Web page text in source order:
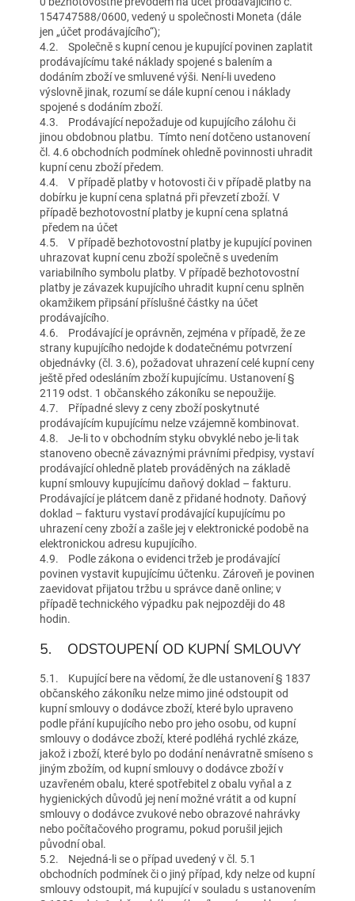
154747588/0600, vedený u společnosti Moneta (dále
jen „účet prodávajícího“);
4.2. Společně s kupní cenou je kupující povinen zaplatit
prodávajícímu také náklady spojené s balením a
dodáním zboží ve smluvené výši. Není-li uvedeno
výslovně jinak, rozumí se dále kupní cenou i náklady
spojené s dodáním zboží.
4.3. Prodávající nepožaduje od kupujícího zálohu či
jinou obdobnou platbu. Tímto není dotčeno ustanovení
čl. 4.6 obchodních podmínek ohledně povinnosti uhradit
kupní cenu zboží předem.
4.4. V případě platby v hotovosti či v případě platby na
dobírku je kupní cena splatná při převzetí zboží. V
případě bezhotovostní platby je kupní cena splatná
předem na účet
4.5. V případě bezhotovostní platby je kupující povinen
uhrazovat kupní cenu zboží společně s uvedením
variabilního symbolu platby. V případě bezhotovostní
platby je závazek kupujícího uhradit kupní cenu splněn
okamžikem připsání příslušné částky na účet
prodávajícího.
4.6. Prodávající je oprávněn, zejména v případě, že ze
strany kupujícího nedojde k dodatečnému potvrzení
objednávky (čl. 3.6), požadovat uhrazení celé kupní ceny
ještě před odesláním zboží kupujícímu. Ustanovení §
2119 odst. 1 občanského zákoníku se nepoužije.
4.7. Případné slevy z ceny zboží poskytnuté
prodávajícím kupujícímu nelze vzájemně kombinovat.
4.8. Je-li to v obchodním styku obvyklé nebo je-li tak
stanoveno obecně závaznými právními předpisy, vystaví
prodávající ohledně plateb prováděných na základě
kupní smlouvy kupujícímu daňový doklad – fakturu.
Prodávající je plátcem daně z přidané hodnoty. Daňový
doklad – fakturu vystaví prodávající kupujícímu po
uhrazení ceny zboží a zašle jej v elektronické podobě na
elektronickou adresu kupujícího.
4.9. Podle zákona o evidenci tržeb je prodávající
povinen vystavit kupujícímu účtenku. Zároveň je povinen
zaevidovat přijatou tržbu u správce daně online; v
případě technického výpadku pak nejpozději do 48
hodin.
5. ODSTOUPENÍ OD KUPNÍ SMLOUVY
5.1. Kupující bere na vědomí, že dle ustanovení § 1837
občanského zákoníku nelze mimo jiné odstoupit od
kupní smlouvy o dodávce zboží, které bylo upraveno
podle přání kupujícího nebo pro jeho osobu, od kupní
smlouvy o dodávce zboží, které podléhá rychlé zkáze,
jakož i zboží, které bylo po dodání nenávratně smíseno s
jiným zbožím, od kupní smlouvy o dodávce zboží v
uzavřeném obalu, které spotřebitel z obalu vyňal a z
hygienických důvodů jej není možné vrátit a od kupní
smlouvy o dodávce zvukové nebo obrazové nahrávky
nebo počítačového programu, pokud porušil jejich
původní obal.
5.2. Nejedná-li se o případ uvedený v čl. 5.1
obchodních podmínek či o jiný případ, kdy nelze od kupní
smlouvy odstoupit, má kupující v souladu s ustanovením